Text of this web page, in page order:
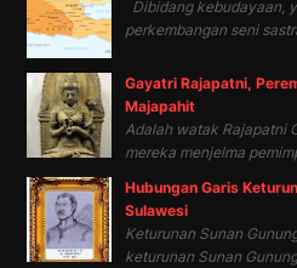
Dibidang kebudayaan,
perkembangan seni
Gayatri Rajapatni,
Majapahit
Adalah watak Rajapatni
mereka menjelma
Hubungan Garis
Sulawesi
Keturunan Sunan
keturunan Sunan